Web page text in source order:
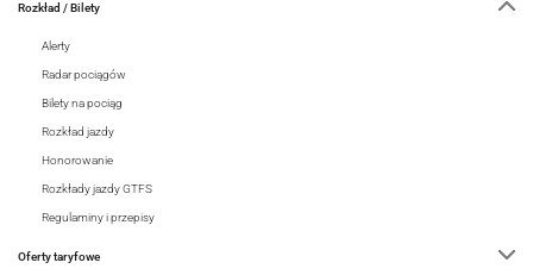
Rozkład / Bilety
Alerty
Radar pociągów
Bilety na pociąg
Rozkład jazdy
Honorowanie
Rozkłady jazdy GTFS
Regulaminy i przepisy
Oferty taryfowe